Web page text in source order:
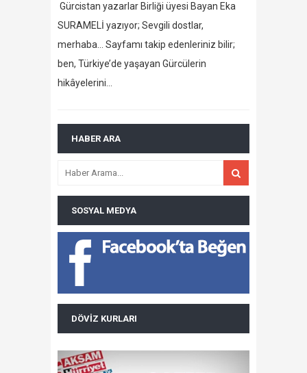
Gürcistan yazarlar Birliği üyesi Bayan Eka
SURAMELİ yazıyor; Sevgili dostlar,
merhaba… Sayfamı takip edenleriniz bilir;
ben, Türkiye’de yaşayan Gürcülerin
hikâyelerini…
HABER ARA
SOSYAL MEDYA
DÖVIZ KURLARI